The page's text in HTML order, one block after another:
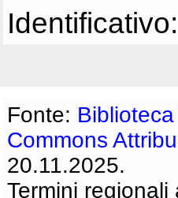
Identificativo:
Fonte:
Commons
20.11.2025.
Termini regionali